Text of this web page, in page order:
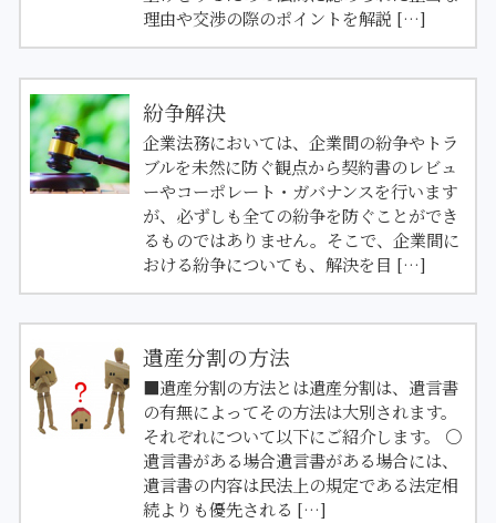
理由や交渉の際のポイントを解説 […]
紛争解決
企業法務においては、企業間の紛争やトラ
ブルを未然に防ぐ観点から契約書のレビュ
ーやコーポレート・ガバナンスを行います
が、必ずしも全ての紛争を防ぐことができ
るものではありません。そこで、企業間に
おける紛争についても、解決を目 […]
遺産分割の方法
■遺産分割の方法とは遺産分割は、遺言書
の有無によってその方法は大別されます。
それぞれについて以下にご紹介します。 〇
遺言書がある場合遺言書がある場合には、
遺言書の内容は民法上の規定である法定相
続よりも優先される […]